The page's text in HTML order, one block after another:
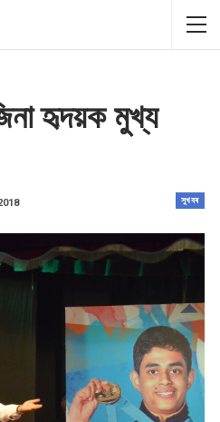
হৃদয়ক মুখ্য
সুখবৰ